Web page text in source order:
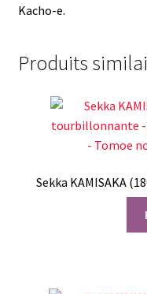
Kacho-e.
Produits
Sekka KAMISAKA